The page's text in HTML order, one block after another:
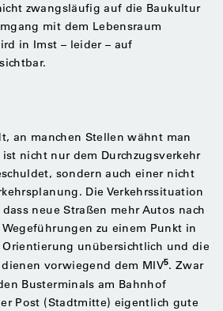
zwangsläufig auf die Baukultur
mit dem Lebensraum
in Imst – leider – auf
an manchen Stellen wähnt man
nicht nur dem Durchzugsverkehr
sondern auch einer nicht
Die Verkehrssituation
neue Straßen mehr Autos nach
zu einem Punkt in
unübersichtlich und die
vorwiegend dem MIV5. Zwar
Busterminals am Bahnhof
Post (Stadtmitte) eigentlich gute